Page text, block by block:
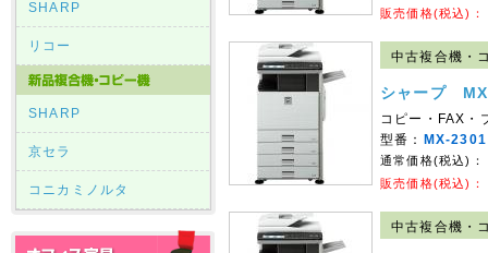
SHARP
リコー
SHARP
京セラ
コニカミノルタ
販売価格(税込)：
中古複合機・
シャープ
コピー・FAX・
型番：
MX-2301
通常価格(税込)：
販売価格(税込)：
中古複合機・